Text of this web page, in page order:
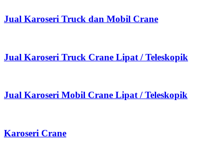
Jual Karoseri Truck dan Mobil Crane
Jual Karoseri Truck Crane Lipat / Teleskopik
Jual Karoseri Mobil Crane Lipat / Teleskopik
Karoseri Crane